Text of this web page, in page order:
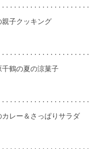
親子クッキング
千鶴の夏の涼菓子
カレー＆さっぱりサラダ